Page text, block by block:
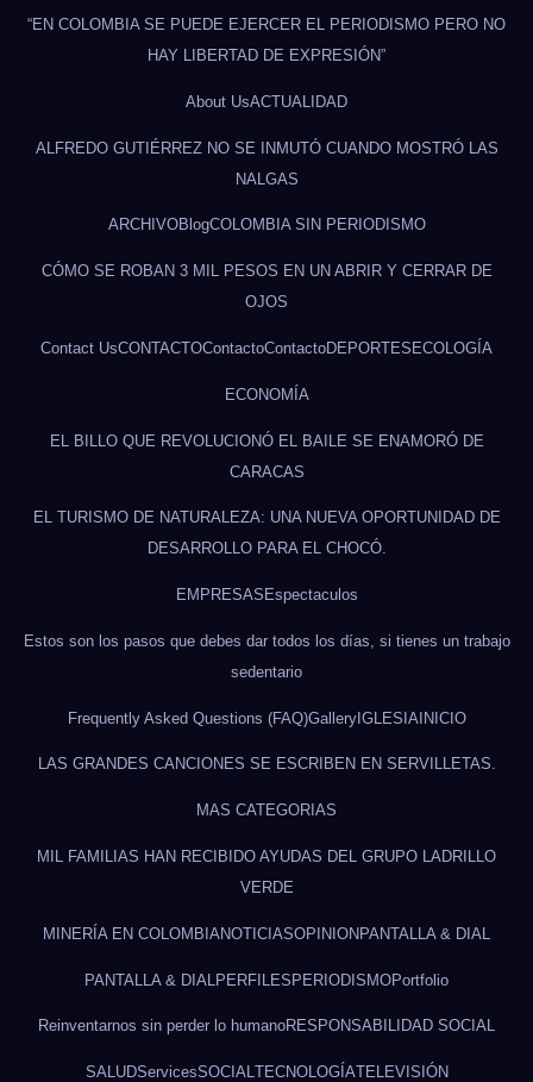
“EN COLOMBIA SE PUEDE EJERCER EL PERIODISMO PERO NO
HAY LIBERTAD DE EXPRESIÓN”
About UsACTUALIDAD
ALFREDO GUTIÉRREZ NO SE INMUTÓ CUANDO MOSTRÓ LAS
NALGAS
ARCHIVOBlogCOLOMBIA SIN PERIODISMO
CÓMO SE ROBAN 3 MIL PESOS EN UN ABRIR Y CERRAR DE
OJOS
Contact UsCONTACTOContactoContactoDEPORTES ECOLOGÍA
ECONOMÍA
EL BILLO QUE REVOLUCIONÓ EL BAILE SE ENAMORÓ DE
CARACAS
EL TURISMO DE NATURALEZA: UNA NUEVA OPORTUNIDAD DE
DESARROLLO PARA EL CHOCÓ.
EMPRESAS Espectaculos
Estos son los pasos que debes dar todos los días, si tienes un trabajo
sedentario
Frequently Asked Questions (FAQ)GalleryIGLESIAINICIO
LAS GRANDES CANCIONES SE ESCRIBEN EN SERVILLETAS.
MAS CATEGORIAS
MIL FAMILIAS HAN RECIBIDO AYUDAS DEL GRUPO LADRILLO
VERDE
MINERÍA EN COLOMBIA NOTICIASOPINION PANTALLA & DIAL
PANTALLA & DIAL PERFILESPERIODISMOPortfolio
Reinventarnos sin perder lo humanoRESPONSABILIDAD SOCIAL
SALUDServicesSOCIALTECNOLOGÍATELEVISIÓN